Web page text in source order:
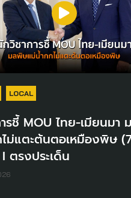
LOCAL
รชี้ MOU ไทย-เมียนมา
ม่แตะต้นตอเหมืองพิษ
ตรงประเด็น